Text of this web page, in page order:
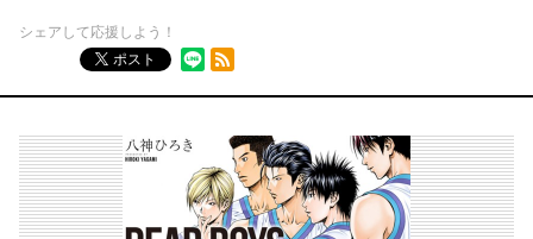
シェアして応援しよう！
ポスト
RSSフィード